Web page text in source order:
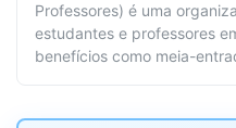
Professores) é uma
estudantes e professores
benefícios como meia-